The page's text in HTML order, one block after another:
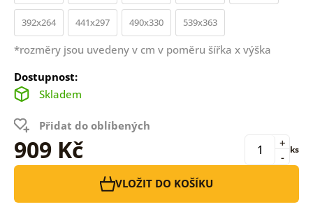
392x264 441x297 490x330 539x363
*rozměry jsou uvedeny v cm v poměru šířka x výška
Dostupnost:
Skladem
Přidat do oblíbených
909 Kč -
+ ks
VLOŽIT DO KOŠÍKU